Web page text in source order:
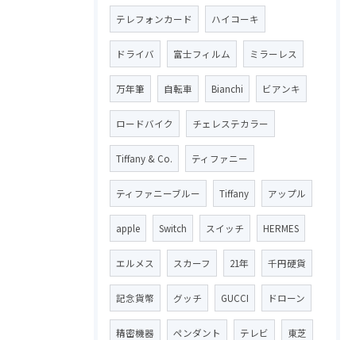
テレフォンカード ハイコーキ
ドライバ 富士フィルム ミラーレス
万年筆 自転車 Bianchi ビアンキ
ロードバイク チェレステカラー
Tiffany & Co. ティファニー
ティファニーブルー Tiffany アップル
apple Switch スイッチ HERMES
エルメス スカーフ 21年 千円硬貨
記念貨幣 グッチ GUCCI ドローン
精密機器 ペンダント テレビ 東芝